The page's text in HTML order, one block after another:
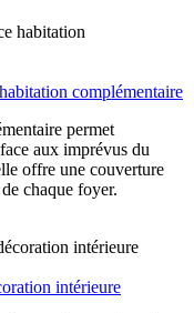
complémentaire
permet
aux imprévus du
offre une couverture
chaque foyer.
intérieure